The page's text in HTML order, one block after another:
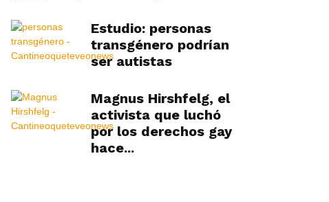
Estudio: personas
transgénero podrían
ser autistas
Magnus Hirshfelg, el
activista que luchó
por los derechos gay
hace...